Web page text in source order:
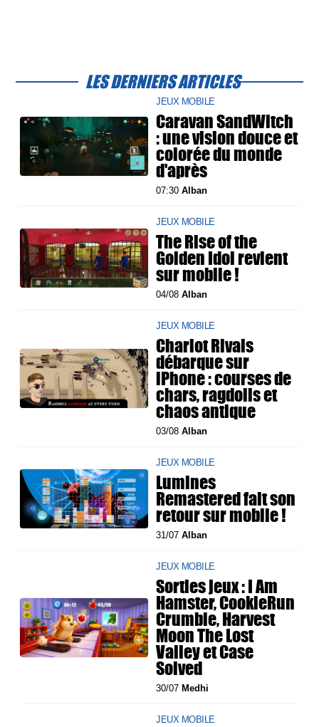
LES DERNIERS ARTICLES
JEUX MOBILE
Caravan SandWitch
: une vision douce et
colorée du monde
d'après
07:30Alban
JEUX MOBILE
The Rise of the
Golden Idol revient
sur mobile !
04/08Alban
JEUX MOBILE
Chariot Rivals
débarque sur
iPhone : courses de
chars, ragdolls et
chaos antique
03/08Alban
JEUX MOBILE
Lumines
Remastered fait son
retour sur mobile !
31/07Alban
JEUX MOBILE
Sorties jeux : I Am
Hamster, CookieRun
Crumble, Harvest
Moon The Lost
Valley et Case
Solved
30/07 Medhi
JEUX MOBILE